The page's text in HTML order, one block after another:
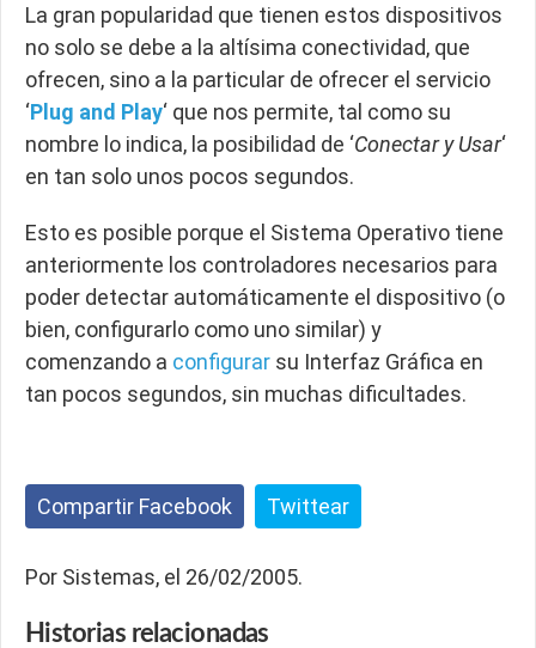
La gran popularidad que tienen estos dispositivos
no solo se debe a la altísima conectividad, que
ofrecen, sino a la particular de ofrecer el servicio
‘Plug and Play‘ que nos permite, tal como su
nombre lo indica, la posibilidad de ‘Conectar y Usar‘
en tan solo unos pocos segundos.
Esto es posible porque el Sistema Operativo tiene
anteriormente los controladores necesarios para
poder detectar automáticamente el dispositivo (o
bien, configurarlo como uno similar) y
comenzando a configurar su Interfaz Gráfica en
tan pocos segundos, sin muchas dificultades.
Compartir Facebook Twittear
Por Sistemas, el 26/02/2005.
Historias relacionadas